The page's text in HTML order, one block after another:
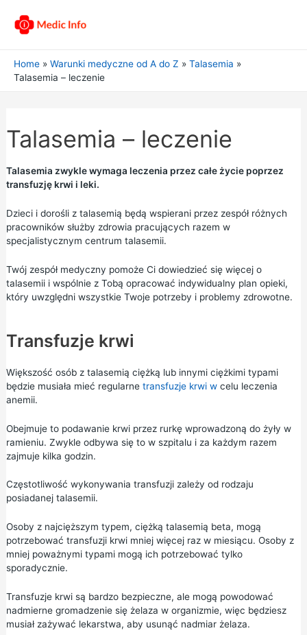
Home Warunki medyczne od A do Z
Talasemia
Talasemia – leczenie
Talasemia – leczenie
Talasemia zwykle wymaga leczenia przez całe życie poprzez
transfuzję krwi i leki.
Dzieci i dorośli z talasemią będą wspierani przez zespół różnych
pracowników służby zdrowia pracujących razem w
specjalistycznym centrum talasemii.
Twój zespół medyczny pomoże Ci dowiedzieć się więcej o
talasemii i wspólnie z Tobą opracować indywidualny plan opieki,
który uwzględni wszystkie Twoje potrzeby i problemy zdrowotne.
Transfuzje krwi
Większość osób z talasemią ciężką lub innymi ciężkimi typami
będzie musiała mieć regularne transfuzje krwi wcelu leczenia
anemii.
Obejmuje to podawanie krwi przez rurkę wprowadzoną do żyły w
ramieniu. Zwykle odbywa się to w szpitalu i za każdym razem
zajmuje kilka godzin.
Częstotliwość wykonywania transfuzji zależy od rodzaju
posiadanej talasemii.
Osoby z najcięższym typem, ciężką talasemią beta, mogą
potrzebować transfuzji krwi mniej więcej raz w miesiącu. Osoby z
mniej poważnymi typami mogą ich potrzebować tylko
sporadycznie.
Transfuzje krwi są bardzo bezpieczne, ale mogą powodować
nadmierne gromadzenie się żelaza w organizmie, więc będziesz
musiał zażywać lekarstwa, aby usunąć nadmiar żelaza.